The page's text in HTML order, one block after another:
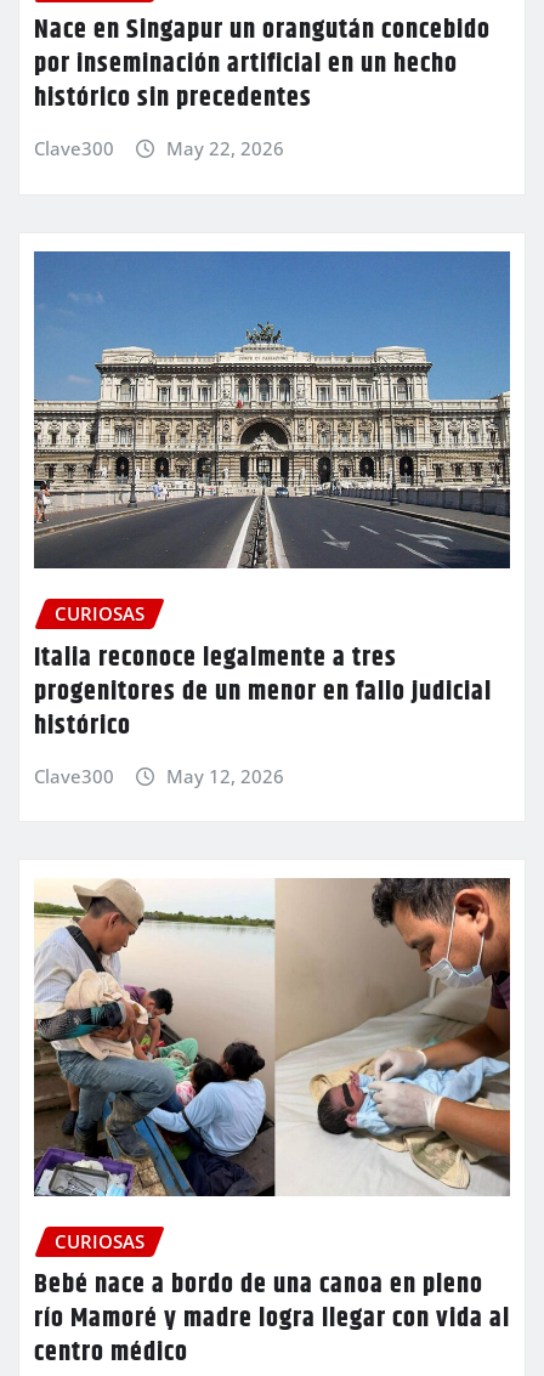
Nace en Singapur un orangután concebido
por inseminación artificial en un hecho
histórico sin precedentes
Clave300 May 22, 2026
CURIOSAS
Italia reconoce legalmente a tres
progenitores de un menor en fallo judicial
histórico
Clave300 May 12, 2026
CURIOSAS
Bebé nace a bordo de una canoa en pleno
río Mamoré y madre logra llegar con vida al
centro médico